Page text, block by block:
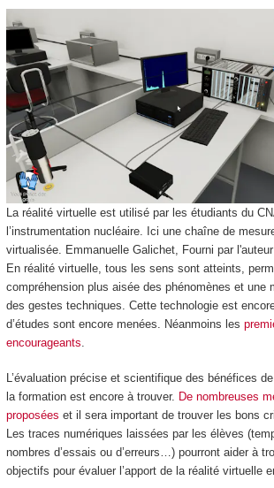
La réalité virtuelle est utilisé par les étudiants du
l’instrumentation nucléaire. Ici une chaîne de
virtualisée.
Emmanuelle Galichet,
Fourni par l'auteur
En réalité virtuelle, tous les sens sont atteints,
compréhension plus aisée des phénomènes et une
des gestes techniques. Cette technologie est
d’études sont encore menées. Néanmoins les
encourageants
L’évaluation précise et scientifique des bénéfices
la formation est encore à trouver. De nombreuses
proposées et il sera important de trouver les bons
Les traces numériques laissées par les élèves
nombres d’essais ou d’erreurs…) pourront aider à
objectifs pour évaluer l’apport de la réalité virtuelle